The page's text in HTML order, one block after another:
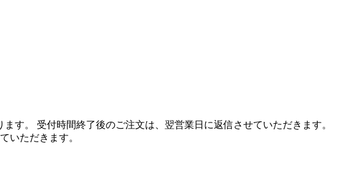
す。 受付時間終了後のご注文は、翌営業日に返信させていただきます。
いただきます。